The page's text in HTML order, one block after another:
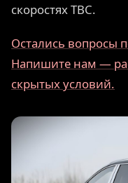
скоростях TBC.
Остались вопросы
Напишите нам —
скрытых условий.